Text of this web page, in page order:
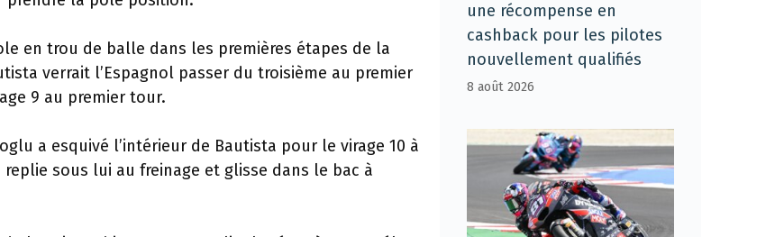
en trou de balle dans les premières étapes de la
verrait l’Espagnol passer du troisième au premier
9 au premier tour.
a esquivé l’intérieur de Bautista pour le virage 10 à
sous lui au freinage et glisse dans le bac à
une récompense en
cashback pour les pilotes
nouvellement qualifiés
8 août 2026